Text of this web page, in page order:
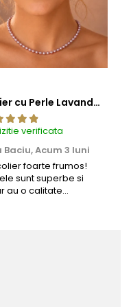
Colier cu Perle Lavanda la Baza Gatului, de 4-5 mm, Perle Rare, Calitate AAA+, Aur 14K | KASKADDA®
verificata
Baciu,Acum 3 luni
foarte frumos!
sunt superbe si
au o calitate